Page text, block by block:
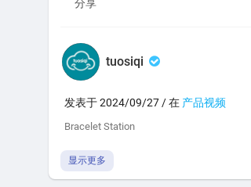
分享
tuosiqi
发表于 2024/09/27 / 在 产品视频
⁣Bracelet Station
显示更多